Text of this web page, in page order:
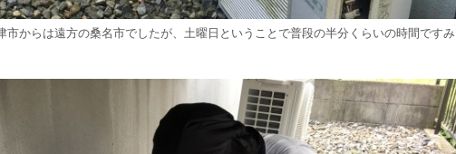
市からは遠方の桑名市でしたが、土曜日ということで普段の半分くらいの時間ですみ